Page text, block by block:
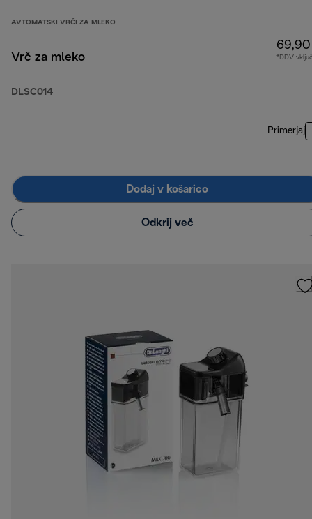
AVTOMATSKI VRČI ZA MLEKO
Vrč za mleko
DLSC014
*DDV
Primerjaj
Dodaj v košarico
Odkrij več